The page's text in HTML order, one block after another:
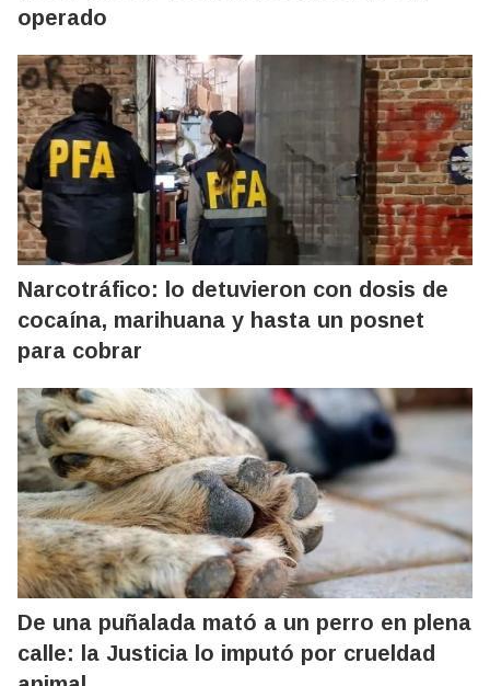
operado
Narcotráfico: lo detuvieron con dosis de
cocaína, marihuana y hasta un posnet
para cobrar
De una puñalada mató a un perro en plena
calle: la Justicia lo imputó por crueldad